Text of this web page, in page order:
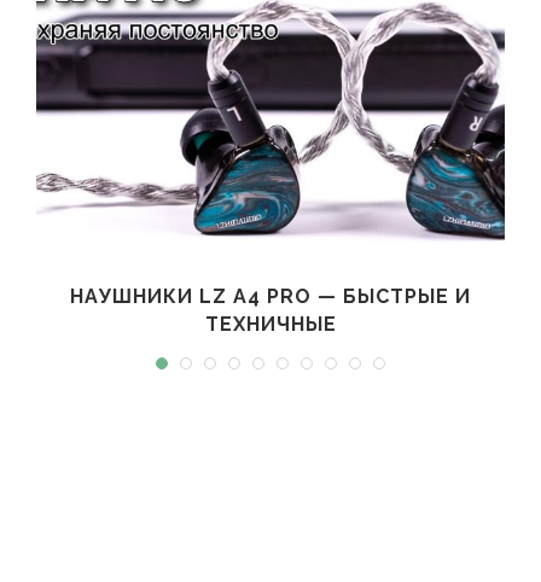
НАУШНИКИ LZ A4 PRO — БЫСТРЫЕ И
ТЕХНИЧНЫЕ